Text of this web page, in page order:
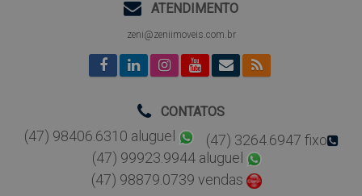
ATENDIMENTO
zeni@zeniimoveis.com.br
CONTATOS
(47) 98406.6310 aluguel
(47) 3264.6947 fixo
(47) 99923.9944 aluguel
(47) 98879.0739 vendas